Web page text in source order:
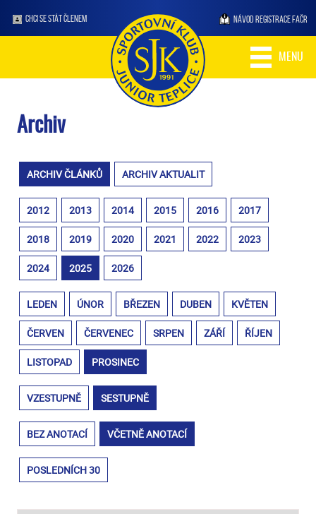
CHCI SE STÁT ČLENEM NÁVOD REGISTRACE FAČR
MENU
Archiv
ARCHIV ČLÁNKŮ ARCHIV AKTUALIT
2012 2013 2014 2015 2016 2017
2018 2019 2020 2021 2022 2023
2024 2025 2026
LEDEN ÚNOR BŘEZEN DUBEN KVĚTEN
ČERVEN ČERVENEC SRPEN ZÁŘÍ ŘÍJEN
LISTOPAD PROSINEC
VZESTUPNĚ SESTUPNĚ
BEZ ANOTACÍ VČETNĚ ANOTACÍ
POSLEDNÍCH 30